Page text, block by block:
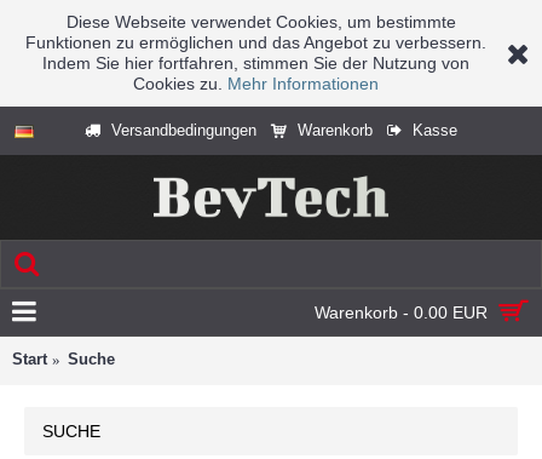
Diese Webseite verwendet Cookies, um bestimmte
Funktionen zu ermöglichen und das Angebot zu verbessern.
Indem Sie hier fortfahren, stimmen Sie der Nutzung von
Cookies zu. Mehr Informationen
Versandbedingungen Warenkorb Kasse
Warenkorb - 0.00 EUR
Start Suche
SUCHE